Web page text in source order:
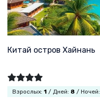
Китай остров Хайнань
Взрослых: 1 / Дней: 8 / Ночей: